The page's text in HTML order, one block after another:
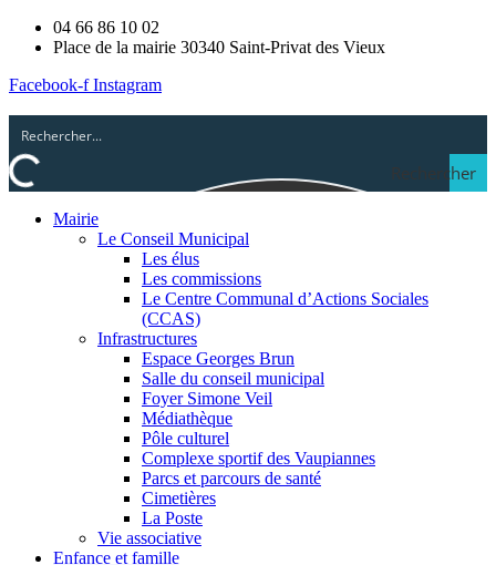
04 66 86 10 02
Place de la mairie 30340 Saint-Privat des Vieux
Facebook-f Instagram
Rechercher
Mairie
Le Conseil Municipal
Les élus
Les commissions
Le Centre Communal d’Actions Sociales
(CCAS)
Infrastructures
Espace Georges Brun
Salle du conseil municipal
Foyer Simone Veil
Médiathèque
Pôle culturel
Complexe sportif des Vaupiannes
Parcs et parcours de santé
Cimetières
La Poste
Vie associative
Enfance et famille